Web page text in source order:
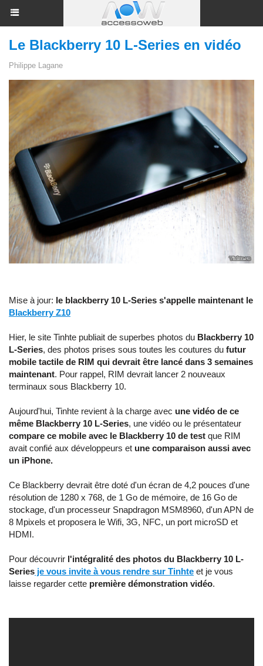
Le Blackberry 10 L-Series en vidéo
Philippe Lagane
Mise à jour: le blackberry 10 L-Series s'appelle maintenant le
Blackberry Z10
Hier, le site Tinhte publiait de superbes photos du Blackberry 10
L-Series, des photos prises sous toutes les coutures du futur
mobile tactile de RIM qui devrait être lancé dans 3 semaines
maintenant. Pour rappel, RIM devrait lancer 2 nouveaux
terminaux sous Blackberry 10.
Aujourd'hui, Tinhte revient à la charge avec une vidéo de ce
même Blackberry 10 L-Series, une vidéo ou le présentateur
compare ce mobile avec le Blackberry 10 de test que RIM
avait confié aux développeurs et une comparaison aussi avec
un iPhone.
Ce Blackberry devrait être doté d'un écran de 4,2 pouces d'une
résolution de 1280 x 768, de 1 Go de mémoire, de 16 Go de
stockage, d'un processeur Snapdragon MSM8960, d'un APN de
8 Mpixels et proposera le Wifi, 3G, NFC, un port microSD et
HDMI.
Pour découvrir l'intégralité des photos du Blackberry 10 L-
Series je vous invite à vous rendre sur Tinhte et je vous
laisse regarder cette première démonstration vidéo.